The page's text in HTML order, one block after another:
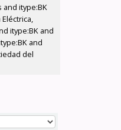
and itype:BK
itype:BK and
and
del